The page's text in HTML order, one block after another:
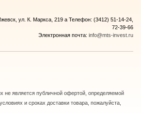
ул. К. Маркса, 219 а Телефон: (3412) 51-14-24,
72-39-66
Электронная почта: info@mts-invest.ru
не является публичной офертой, определяемой
и сроках доставки товара, пожалуйста,